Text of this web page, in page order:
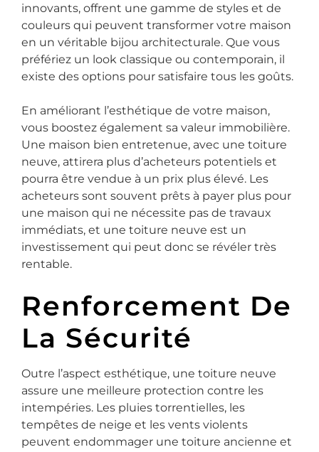
innovants, offrent une gamme de styles et de
couleurs qui peuvent transformer votre maison
en un véritable bijou architecturale. Que vous
préfériez un look classique ou contemporain, il
existe des options pour satisfaire tous les goûts.
En améliorant l’esthétique de votre maison,
vous boostez également sa valeur immobilière.
Une maison bien entretenue, avec une toiture
neuve, attirera plus d’acheteurs potentiels et
pourra être vendue à un prix plus élevé. Les
acheteurs sont souvent prêts à payer plus pour
une maison qui ne nécessite pas de travaux
immédiats, et une toiture neuve est un
investissement qui peut donc se révéler très
rentable.
Renforcement De
La Sécurité
Outre l’aspect esthétique, une toiture neuve
assure une meilleure protection contre les
intempéries. Les pluies torrentielles, les
tempêtes de neige et les vents violents
peuvent endommager une toiture ancienne et